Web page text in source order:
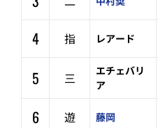
4
指 レアード
5
三
エチェバリ
ア
6
遊 藤岡